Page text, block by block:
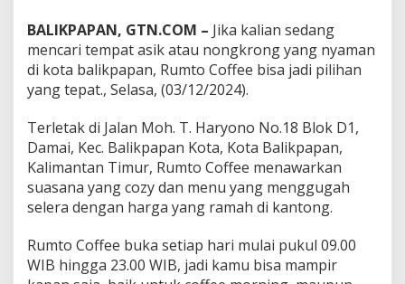
d
a
s
i
T
m
p
a
t
N
o
n
k
r
BALIKPAPAN, GTN.COM – Jika kalian sedang
mencari tempat asik atau nongkrong yang nyaman
di kota balikpapan, Rumto Coffee bisa jadi pilihan
yang tepat., Selasa, (03/12/2024).
Terletak di Jalan Moh. T. Haryono No.18 Blok D1,
Damai, Kec. Balikpapan Kota, Kota Balikpapan,
Kalimantan Timur, Rumto Coffee menawarkan
suasana yang cozy dan menu yang menggugah
selera dengan harga yang ramah di kantong.
Rumto Coffee buka setiap hari mulai pukul 09.00
WIB hingga 23.00 WIB, jadi kamu bisa mampir